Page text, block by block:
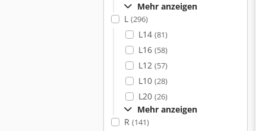
Mehr anzeigen
L (296)
L14 (81)
L16 (58)
L12 (57)
L10 (28)
L20 (26)
Mehr anzeigen
R (141)